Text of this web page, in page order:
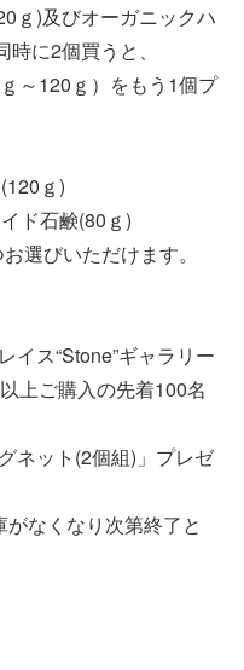
ｇ)及びオーガニックハ
に2個買うと、
～120ｇ）をもう1個プ
ｇ)
ド石鹸(80ｇ)
選びいただけます。
イス“Stone”ギャラリー
上ご購入の先着100名
ネット(2個組)」プレゼ
なくなり次第終了と